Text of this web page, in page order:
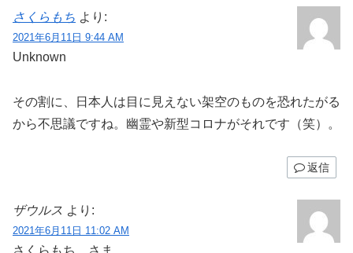
さくらもち より:
2021年6月11日 9:44 AM
Unknown
その割に、日本人は目に見えない架空のものを恐れたがる
から不思議ですね。幽霊や新型コロナがそれです（笑）。
返信
ザウルス より:
2021年6月11日 11:02 AM